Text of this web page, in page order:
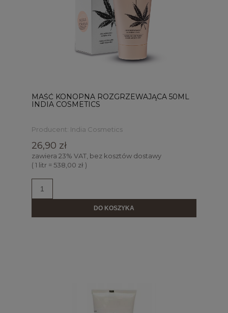
MAŚĆ KONOPNA ROZGRZEWAJĄCA 50ML
INDIA COSMETICS
Producent: India Cosmetics
26,90 zł
zawiera 23% VAT, bez kosztów dostawy
( 1 litr = 538,00 zł )
DO KOSZYKA